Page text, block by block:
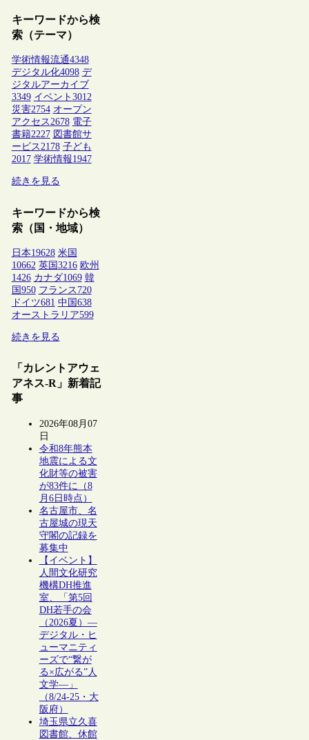
キーワードから検
索（テーマ）
学術情報流通4348
デジタル化4098 デ
ジタルアーカイブ
3349 イベント 3012
災害2754 オープン
アクセス2678 電子
書籍2227 図書館サ
ービス2178 子ども
2017 学術情報1947
続きを見る
キーワードから検
索（国・地域）
日本19628 米国
10662 英国 3216 欧州
1426 カナダ1069 韓
国 950 フランス 720
ドイツ681 中国 638
オーストラリア599
続きを見る
「カレントアウェ
アネス-R」新着記
事
2026年08月07
日
令和8年熊本
地震による文
化財等の被害
が83件に（8
月6日時点）
名古屋市、名
古屋城の現天
守閣の記録を
募集中
【イベント】
人間文化研究
機構DH推進
室、「第5回
DH若手の会
（2026夏）―
デジタル・ヒ
ューマニティ
ーズで“繋が
る×広がる”人
文学―」
（8/24-25・大
阪府）
埼玉県立久喜
図書館、休館